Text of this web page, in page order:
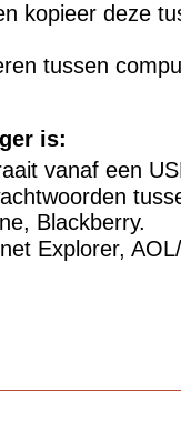
kopieer deze
tussen
is:
vanaf een
Blackberry.
Explorer,